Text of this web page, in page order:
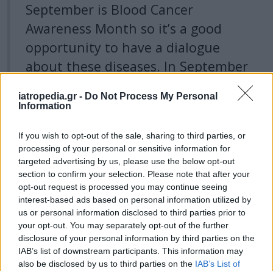
iatropedia.gr - Do Not Process My Personal
Information
If you wish to opt-out of the sale, sharing to third parties, or
processing of your personal or sensitive information for
targeted advertising by us, please use the below opt-out
section to confirm your selection. Please note that after your
opt-out request is processed you may continue seeing
interest-based ads based on personal information utilized by
us or personal information disclosed to third parties prior to
your opt-out. You may separately opt-out of the further
disclosure of your personal information by third parties on the
IAB’s list of downstream participants. This information may
also be disclosed by us to third parties on the IAB’s List of
September is Blood Cancer
Awareness Month so it’s a good
opportunity to have a dialogue
about these diseases. In September
very rare and aggressive form of
symptoms for a few months but
finally went…
pic.twitter.com/8Xftcd5nPL
— Roger O’Donnell
(@RogerODonnellX)September 1,
2024